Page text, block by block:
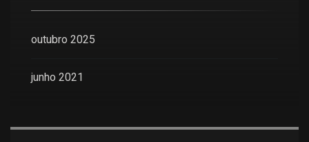
outubro 2025
junho 2021